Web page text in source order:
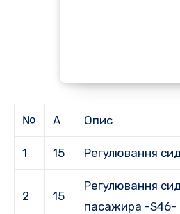
№ А Опис
1 15 Регулювання
2 15
Регулювання
пасажира -S46-